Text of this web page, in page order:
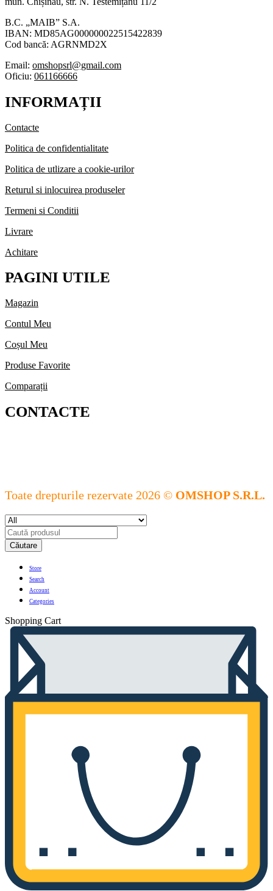
B.C. „MAIB” S.A.
IBAN: MD85AG000000022515422839
Cod bancă: AGRNMD2X
Email: omshopsrl@gmail.com
Oficiu: 061166666
INFORMAȚII
Contacte
Politica de confidentialitate
Politica de utlizare a cookie-urilor
Returul si inlocuirea produseler
Termeni si Conditii
Livrare
Achitare
PAGINI UTILE
Magazin
Contul Meu
Coșul Meu
Produse Favorite
Comparații
CONTACTE
Toate drepturile rezervate 2026 © OMSHOP S.R.L.
Căutare
Store
Search
Account
Categories
Shopping Cart